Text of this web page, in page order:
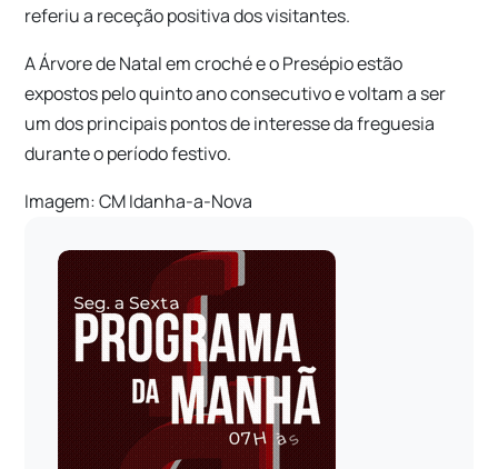
referiu a receção positiva dos visitantes.
A Árvore de Natal em croché e o Presépio estão
expostos pelo quinto ano consecutivo e voltam a ser
um dos principais pontos de interesse da freguesia
durante o período festivo.
Imagem: CM Idanha-a-Nova